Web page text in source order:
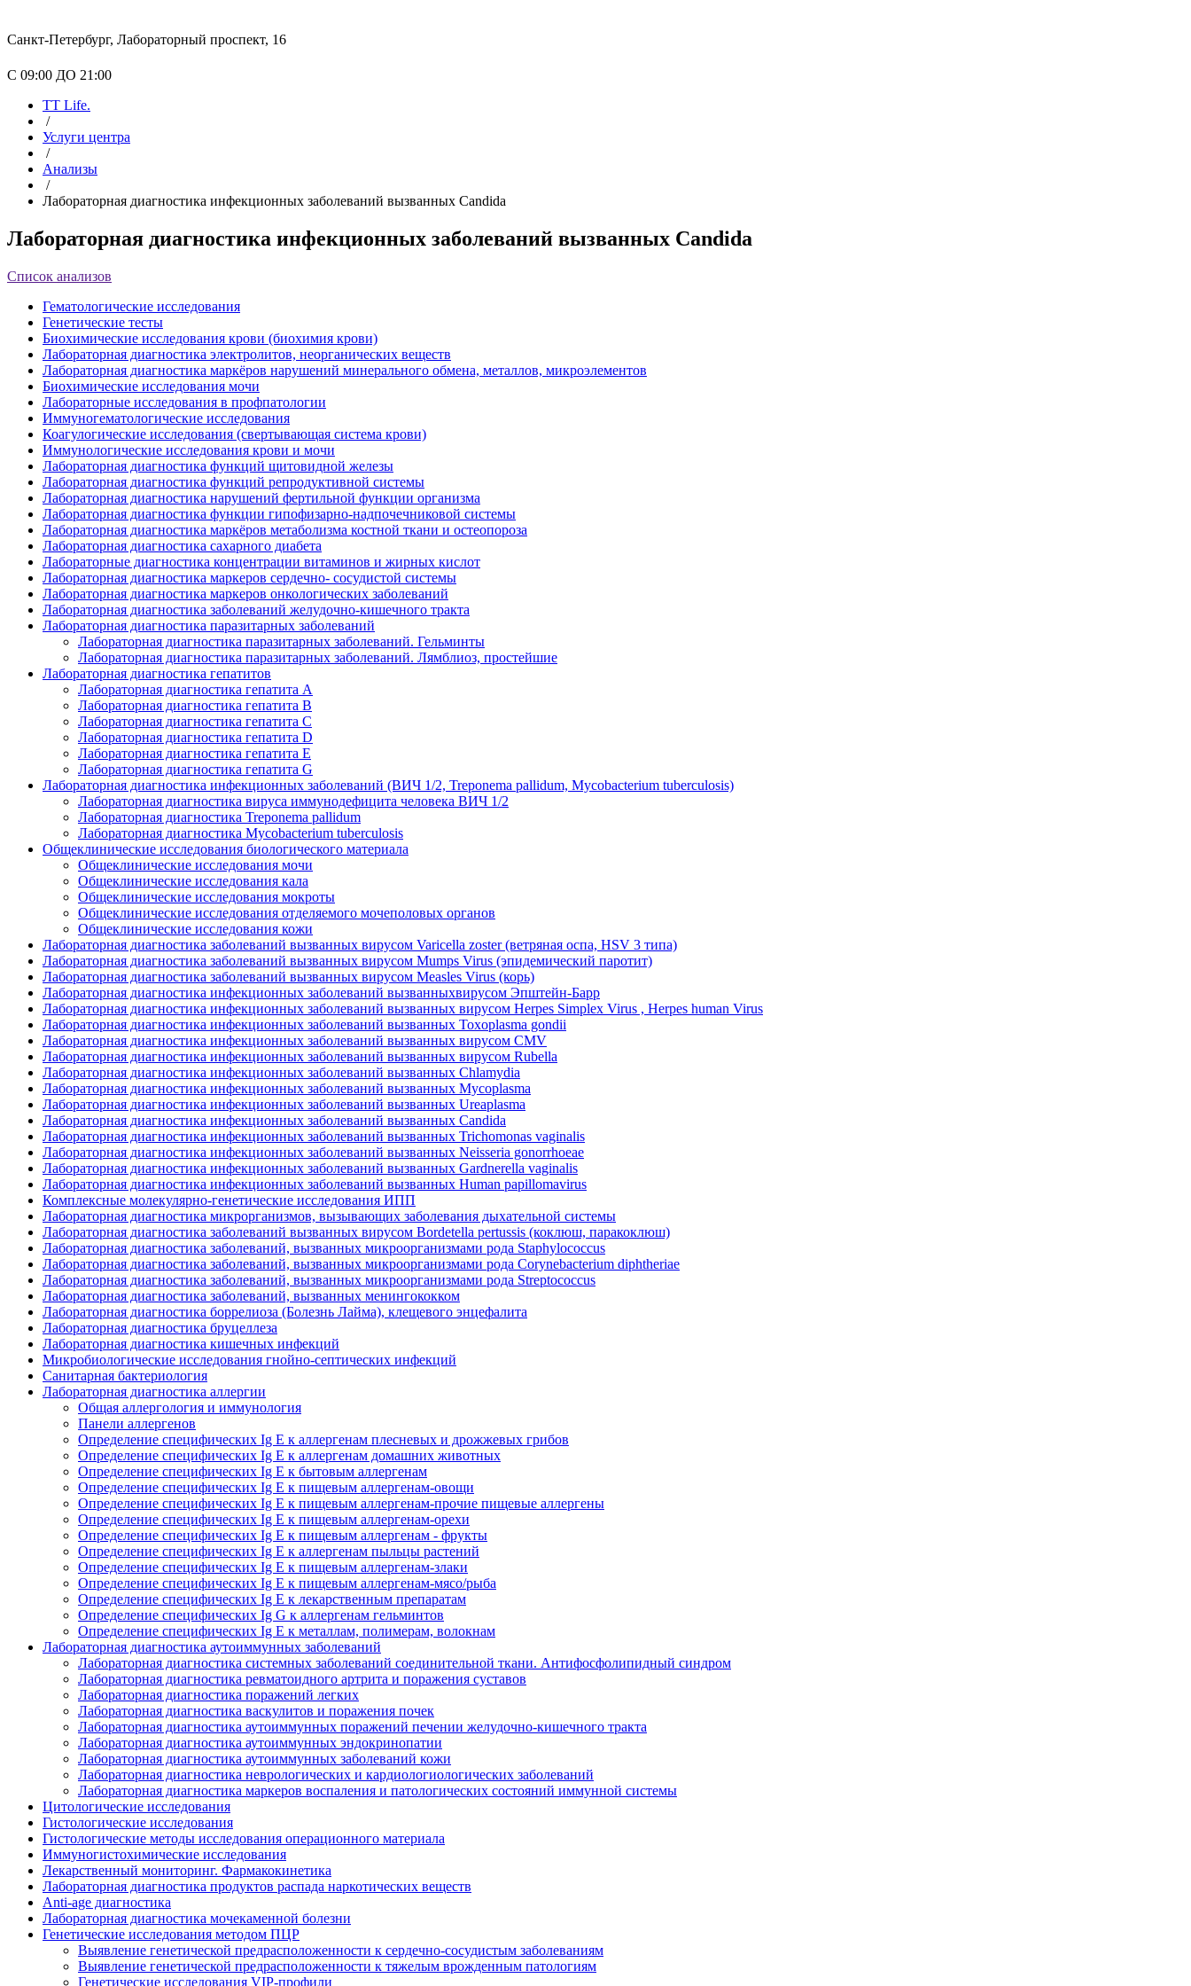
Санкт-Петербург, Лабораторный проспект, 16
С 09:00 ДО 21:00
TT Life.
/
Услуги центра
/
Анализы
/
Лабораторная диагностика инфекционных заболеваний вызванных Candida
Лабораторная диагностика инфекционных заболеваний вызванных Candida
Список анализов
Гематологические исследования
Генетические тесты
Биохимические исследования крови (биохимия крови)
Лабораторная диагностика электролитов, неорганических веществ
Лабораторная диагностика маркёров нарушений минерального обмена, металлов, микроэлементов
Биохимические исследования мочи
Лабораторные исследования в профпатологии
Иммуногематологические исследования
Коагулогические исследования (свертывающая система крови)
Иммунологические исследования крови и мочи
Лабораторная диагностика функций щитовидной железы
Лабораторная диагностика функций репродуктивной системы
Лабораторная диагностика нарушений фертильной функции организма
Лабораторная диагностика функции гипофизарно-надпочечниковой системы
Лабораторная диагностика маркёров метаболизма костной ткани и остеопороза
Лабораторная диагностика сахарного диабета
Лабораторные диагностика концентрации витаминов и жирных кислот
Лабораторная диагностика маркеров сердечно- сосудистой системы
Лабораторная диагностика маркеров онкологических заболеваний
Лабораторная диагностика заболеваний желудочно-кишечного тракта
Лабораторная диагностика паразитарных заболеваний
Лабораторная диагностика паразитарных заболеваний. Гельминты
Лабораторная диагностика паразитарных заболеваний. Лямблиоз, простейшие
Лабораторная диагностика гепатитов
Лабораторная диагностика гепатита А
Лабораторная диагностика гепатита В
Лабораторная диагностика гепатита С
Лабораторная диагностика гепатита D
Лабораторная диагностика гепатита E
Лабораторная диагностика гепатита G
Лабораторная диагностика инфекционных заболеваний (ВИЧ 1/2, Treponema pallidum, Mycobacterium tuberculosis)
Лабораторная диагностика вируса иммунодефицита человека ВИЧ 1/2
Лабораторная диагностика Treponema pallidum
Лабораторная диагностика Mycobacterium tuberculosis
Общеклинические исследования биологического материала
Общеклинические исследования мочи
Общеклинические исследования кала
Общеклинические исследования мокроты
Общеклинические исследования отделяемого мочеполовых органов
Общеклинические исследования кожи
Лабораторная диагностика заболеваний вызванных вирусом Varicella zoster (ветряная оспа, HSV 3 типа)
Лабораторная диагностика заболеваний вызванных вирусом Mumps Virus (эпидемический паротит)
Лабораторная диагностика заболеваний вызванных вирусом Measles Virus (корь)
Лабораторная диагностика инфекционных заболеваний вызванныхвирусом Эпштейн-Барр
Лабораторная диагностика инфекционных заболеваний вызванных вирусом Herpes Simplex Virus , Herpes human Virus
Лабораторная диагностика инфекционных заболеваний вызванных Toxoplasmа gondii
Лабораторная диагностика инфекционных заболеваний вызванных вирусом CMV
Лабораторная диагностика инфекционных заболеваний вызванных вирусом Rubella
Лабораторная диагностика инфекционных заболеваний вызванных Chlamydia
Лабораторная диагностика инфекционных заболеваний вызванных Муcoplasma
Лабораторная диагностика инфекционных заболеваний вызванных Ureaplasma
Лабораторная диагностика инфекционных заболеваний вызванных Candida
Лабораторная диагностика инфекционных заболеваний вызванных Trichomonas vaginalis
Лабораторная диагностика инфекционных заболеваний вызванных Neisseria gonorrhoeae
Лабораторная диагностика инфекционных заболеваний вызванных Gardnerella vaginalis
Лабораторная диагностика инфекционных заболеваний вызванных Human papillomavirus
Комплексные молекулярно-генетические исследования ИПП
Лабораторная диагностика микрорганизмов, вызывающих заболевания дыхательной системы
Лабораторная диагностика заболеваний вызванных вирусом Bordetella pertussis (коклюш, паракоклюш)
Лабораторная диагностика заболеваний, вызванных микроорганизмами рода Staphylococcus
Лабораторная диагностика заболеваний, вызванных микроорганизмами рода Corynebacterium diphtheriae
Лабораторная диагностика заболеваний, вызванных микроорганизмами рода Streptococcus
Лабораторная диагностика заболеваний, вызванных менингококком
Лабораторная диагностика боррелиоза (Болезнь Лайма), клещевого энцефалита
Лабораторная диагностика бруцеллеза
Лабораторная диагностика кишечных инфекций
Микробиологические исследования гнойно-септических инфекций
Санитарная бактериология
Лабораторная диагностика аллергии
Общая аллергология и иммунология
Панели аллергенов
Определение специфических Ig E к аллергенам плесневых и дрожжевых грибов
Определение специфических Ig E к аллергенам домашних животных
Определение специфических Ig E к бытовым аллергенам
Определение специфических Ig E к пищевым аллергенам-овощи
Определение специфических Ig E к пищевым аллергенам-прочие пищевые аллергены
Определение специфических Ig E к пищевым аллергенам-орехи
Определение специфических Ig E к пищевым аллергенам - фрукты
Определение специфических Ig E к аллергенам пыльцы растений
Определение специфических Ig E к пищевым аллергенам-злаки
Определение специфических Ig E к пищевым аллергенам-мясо/рыба
Определение специфических Ig E к лекарственным препаратам
Определение специфических Ig G к аллергенам гельминтов
Определение специфических Ig E к металлам, полимерам, волокнам
Лабораторная диагностика аутоиммунных заболеваний
Лабораторная диагностика системных заболеваний соединительной ткани. Антифосфолипидный синдром
Лабораторная диагностика ревматоидного артрита и поражения суставов
Лабораторная диагностика поражений легких
Лабораторная диагностика васкулитов и поражения почек
Лабораторная диагностика аутоиммунных поражений печении желудочно-кишечного тракта
Лабораторная диагностика аутоиммунных эндокринопатии
Лабораторная диагностика аутоиммунных заболеваний кожи
Лабораторная диагностика неврологических и кардиологиологических заболеваний
Лабораторная диагностика маркеров воспаления и патологических состояний иммунной системы
Цитологические исследования
Гистологические исследования
Гистологические методы исследования операционного материала
Иммуногистохимические исследования
Лекарственный мониторинг. Фармакокинетика
Лабораторная диагностика продуктов распада наркотических веществ
Anti-age диагностика
Лабораторная диагностика мочекаменной болезни
Генетические исследования методом ПЦР
Выявление генетической предрасположенности к сердечно-сосудистым заболеваниям
Выявление генетической предрасположенности к тяжелым врожденным патологиям
Генетические исследования VIP-профили